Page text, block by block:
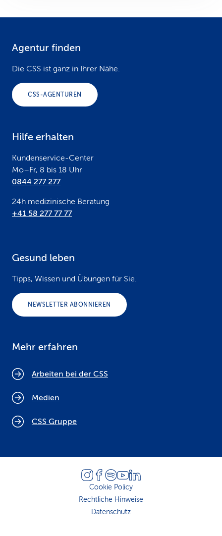
Agentur finden
Die CSS ist ganz in Ihrer Nähe.
CSS-AGENTUREN
Hilfe erhalten
Kundenservice-Center
Mo–Fr, 8 bis 18 Uhr
0844 277 277
24h medizinische Beratung
+41 58 277 77 77
Gesund leben
Tipps, Wissen und Übungen für Sie.
NEWSLETTER ABONNIEREN
Mehr erfahren
Arbeiten bei der CSS
Medien
CSS Gruppe
Cookie Policy
Rechtliche Hinweise
Datenschutz